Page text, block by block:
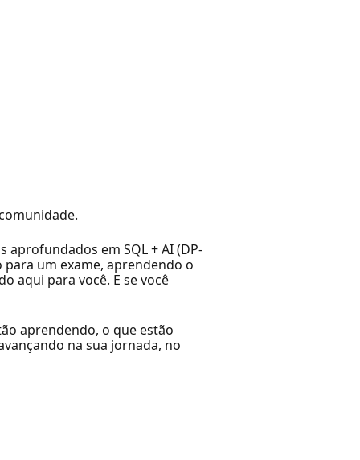
aprofundados em SQL + AI (DP-
para um exame, aprendendo o
aqui para você. E se você
aprendendo, o que estão
na sua jornada, no